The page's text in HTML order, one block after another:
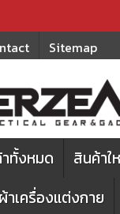
Sitemap
ทั้งหมด สินค้าใ
าเครื่องแต่งกาย